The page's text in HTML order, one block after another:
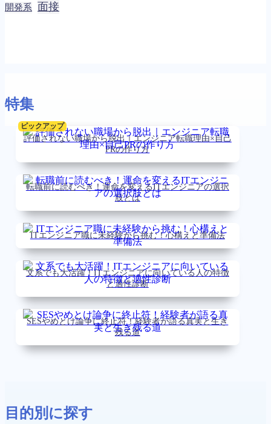
開発系 面接
特集
ピックアップ
評価されない職場から脱出｜エンジニア転職理由×自己
PRの作り方
転職前に読むべき！運命を変えるITエンジニアの選択
肢とは
ITエンジニア職に未経験から挑む！心構えと準備法
文系でも大活躍！ITエンジニアに向いている人の特徴
と適性診断
SESやめとけ論争に終止符！経験者が語る真実と生き
残る道
目的別に探す